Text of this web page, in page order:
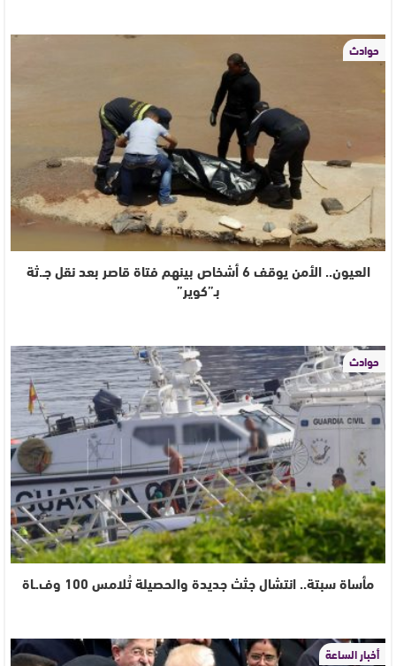
حوادث
العيون.. الأمن يوقف 6 أشخاص بينهم فتاة قاصر بعد نقل جـ.ثة
بـ”كوير”
حوادث
مأساة سبتة.. انتشال جثث جديدة والحصيلة تُلامس 100 وف.ـاة
أخبار الساعة